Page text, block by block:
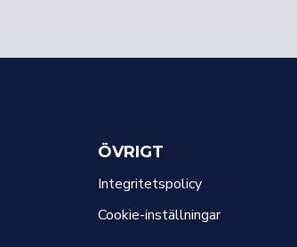
ÖVRIGT
Integritetspolicy
Cookie-inställningar